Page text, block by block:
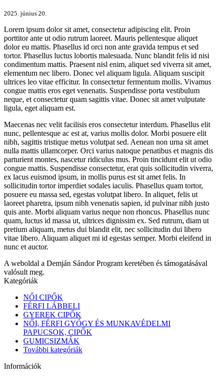
2025. június 20.
Lorem ipsum dolor sit amet, consectetur adipiscing elit. Proin
porttitor ante ut odio rutrum laoreet. Mauris pellentesque aliquet
dolor eu mattis. Phasellus id orci non ante gravida tempus et sed
tortor. Phasellus luctus lobortis malesuada. Nunc blandit felis id nisi
condimentum mattis. Praesent nisl enim, aliquet sed viverra sit amet,
elementum nec libero. Donec vel aliquam ligula. Aliquam suscipit
ultrices leo vitae efficitur. In consectetur fermentum mollis. Vivamus
congue mattis eros eget venenatis. Suspendisse porta vestibulum
neque, et consectetur quam sagittis vitae. Donec sit amet vulputate
ligula, eget aliquam est.
Maecenas nec velit facilisis eros consectetur interdum. Phasellus elit
nunc, pellentesque ac est at, varius mollis dolor. Morbi posuere elit
nibh, sagittis tristique metus volutpat sed. Aenean non urna sit amet
nulla mattis ullamcorper. Orci varius natoque penatibus et magnis dis
parturient montes, nascetur ridiculus mus. Proin tincidunt elit ut odio
congue mattis. Suspendisse consectetur, erat quis sollicitudin viverra,
ex lacus euismod ipsum, in mollis purus est sit amet felis. In
sollicitudin tortor imperdiet sodales iaculis. Phasellus quam tortor,
posuere eu massa sed, egestas volutpat libero. In aliquet, felis ut
laoreet pharetra, ipsum nibh venenatis sapien, id pulvinar nibh justo
quis ante. Morbi aliquam varius neque non rhoncus. Phasellus nunc
quam, luctus id massa ut, ultrices dignissim ex. Sed rutrum, diam ut
pretium aliquam, metus dui blandit elit, nec sollicitudin dui libero
vitae libero. Aliquam aliquet mi id egestas semper. Morbi eleifend in
nunc et auctor.
A weboldal a Demján Sándor Program keretében és támogatásával
valósult meg.
Kategóriák
NŐI CIPŐK
FÉRFI LÁBBELI
GYEREK CIPŐK
NŐI, FÉRFI GYÓGY ÉS MUNKAVÉDELMI
PAPUCSOK, CIPŐK
GUMICSIZMÁK
További kategóriák
Információk